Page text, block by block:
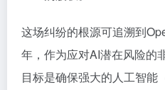
这场纠纷的根源可追溯到
年，作为应对AI潜在风险的
目标是确保强大的人工智能